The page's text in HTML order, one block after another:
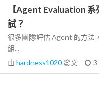
【Agent Evaluation
試？
很多團隊評估 Agent 的方法
組...
由 hardness1020發文 3